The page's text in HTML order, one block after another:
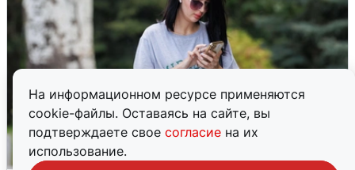
На информационном ресурсе применяются
cookie-файлы. Оставаясь на сайте, вы
подтверждаете свое согласие на их
использование.